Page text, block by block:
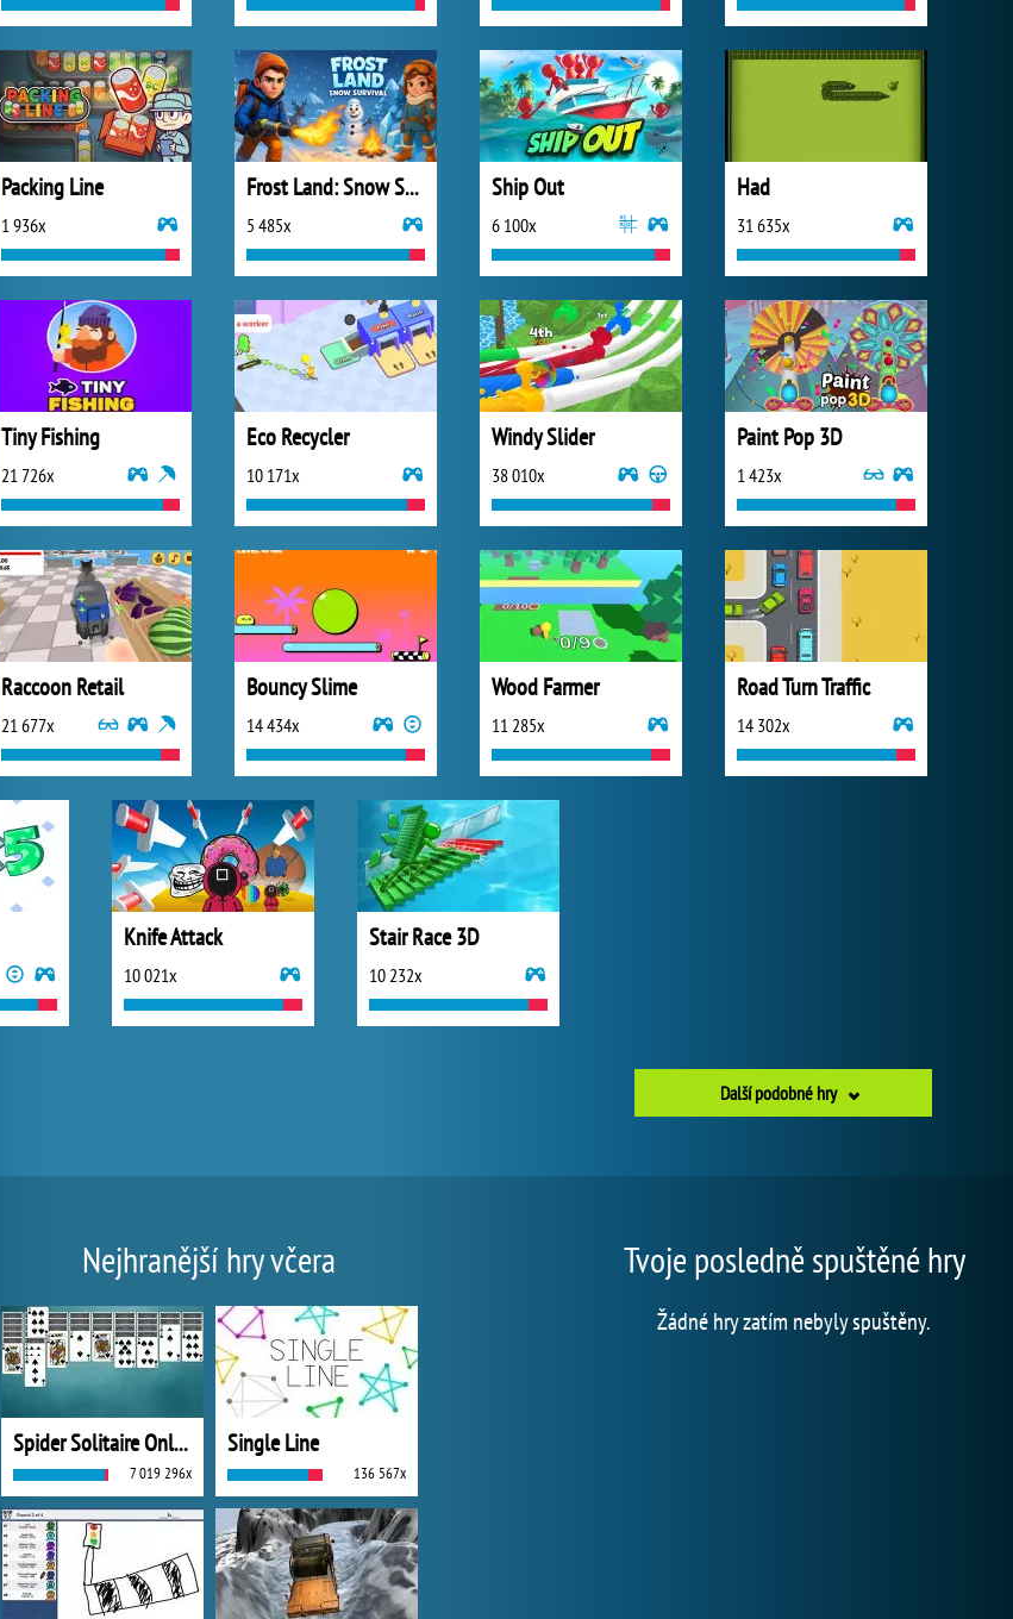
Packing Line
1 936x
Frost Land: Snow Survival
5 485x
Ship Out
6 100x
Had
31 635x
Tiny Fishing
21 726x
Eco Recycler
10 171x
Windy Slider
38 010x
Paint Pop 3D
1 423x
Raccoon Retail
21 677x
Bouncy Slime
14 434x
Wood Farmer
11 285x
Road Turn Traffic
14 302x
Knife Attack
10 021x
Stair Race 3D
10 232x
Další podobné hry
Nejhranější hry včera
Spider Solitaire Online
7 019 296x
Single Line
136 567x
Tvoje posledně spuštěné hry
Žádné hry zatím nebyly spuštěny.